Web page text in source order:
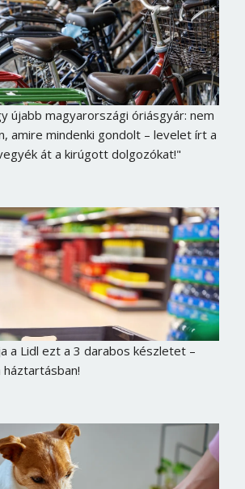
újabb magyarországi óriásgyár: nem
amire mindenki gondolt – levelet írt a
át a kirúgott dolgozókat!"
a Lidl ezt a 3 darabos készletet –